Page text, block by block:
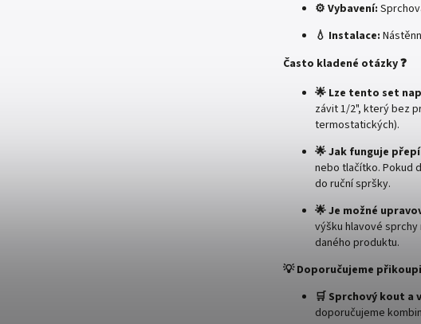
⚙️ Vybavení:
💧 Instalace:
Často kladené otázky ❓
🌟 Lze tento set
závit 1/2", který bez
termostatických).
🌟 Jak funguje
nebo tlačítko. Pokud
do ruční spršky.
🌟 Je možné
výšku hlavové
daného produktu.
💡 Doporučujeme
🛒 Sprchový kout a
doporučujeme